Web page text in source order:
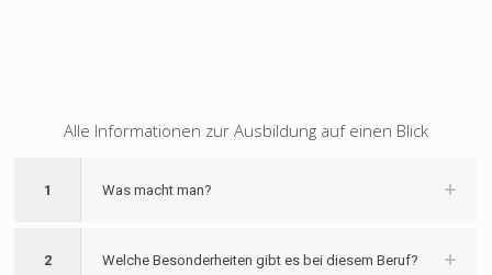
Alle Informationen zur Ausbildung auf einen Blick
1 Was macht man?
2 Welche Besonderheiten gibt es bei diesem Beruf?